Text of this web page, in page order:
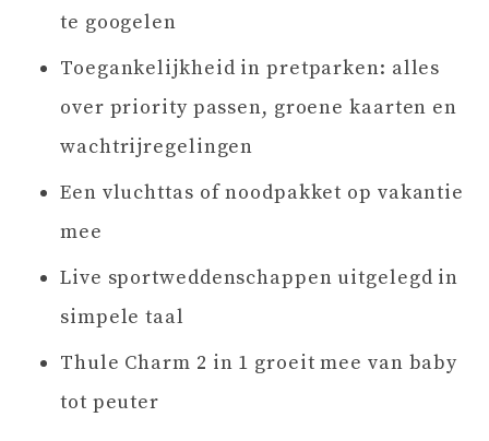
te googelen
Toegankelijkheid in pretparken: alles
over priority passen, groene kaarten en
wachtrijregelingen
Een vluchttas of noodpakket op vakantie
mee
Live sportweddenschappen uitgelegd in
simpele taal
Thule Charm 2 in 1 groeit mee van baby
tot peuter